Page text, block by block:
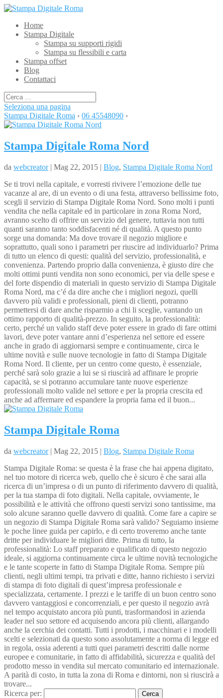
Home
Stampa Digitale
Stampa su supporti rigidi
Stampa su flessibili e carta
Stampa offset
Blog
Contattaci
Seleziona una pagina
Stampa Digitale Roma › 06 45548090 ›
Stampa Digitale Roma Nord
da webcreator| Mag 22, 2015 | Blog, Stampa Digitale Roma Nord
Se ti trovi nella capitale, e vorresti rivivere l’emozione delle tue
vacanze al are, di un evento o di una festa, attraverso bellissime foto,
scegli il servizio di Stampa Digitale Roma Nord. Sono molti i punti
vendita che nella capitale ed in particolare in zona Roma Nord,
avranno scelto di offrire un servizio del genere, tuttavia non tutti
quanti saranno tanto soddisfacenti né di qualità. A questo punto
sorge una domanda: Ma dove trovare il negozio migliore e
soprattutto, quali sono i parametri per riuscire ad individuarlo? Prima
di tutto un elenco di questi: qualità del servizio, professionalità, e
convenienza. Partendo proprio dalla convenienza, è giusto dire che
molti ottimi punti vendita non sono economici, per via delle spese e
del forte dispendio di materiali in questo servizio di Stampa Digitale
Roma Nord, ma c’é da dire anche che i migliori negozi, quelli
davvero più validi e professionali, pieni di clienti, potranno
permettersi di dare anche risparmio a chi li sceglie, vantando un
ottimo rapporto di qualità-prezzo. In seguito, la professionalità:
certo, perché un valido staff deve poter essere in grado di fare ottimi
lavori, deve poter vantare anni d’esperienza nel settore ed essere
anche in grado di aggiornarsi sempre e continuamente, circa le
ultime novità e sulle nuove tecnologie in fatto di Stampa Digitale
Roma Nord. Il cliente, per un centro come questo, è essenziale,
perché sarà solo grazie a lui se si riuscirà ad affinare le proprie
capacità, se si potranno accumulare tante nuove esperienze
professionali molto valide nel settore e per la propria crescita ed
anche ad affermare ed espandere la propria fama ed il buon...
Stampa Digitale Roma
da webcreator| Mag 22, 2015 | Blog, Stampa Digitale Roma
Stampa Digitale Roma: se questa è la frase che hai appena digitato,
nel tuo motore di ricerca web, quello che è sicuro è che sarai alla
ricerca di un’impresa o di un punto di riferimento davvero di qualità,
per la tua stampa di foto digitali. Nella capitale, ovviamente, le
possibilità e le attività che offrono questi servizi sono tantissime, ma
solo alcune saranno quelle davvero di qualità. Come fare a capire se
un negozio di Stampa Digitale Roma sarà valido? Seguiamo insieme
le poche linee guida per capirlo, e di certo troveremo anche tante
dritte per individuare le migliori ditte. Prima di tutto, la
professionalità: Lo staff preparato e qualificato di questo negozio
ideale, si aggiorna continuamente circa le ultime novità tecnologiche
e le tante scoperte in fatto di Stampa Digitale Roma. Sempre più
clienti, negli ultimi tempi, tra privati e ditte, hanno richiesto i servizi
di stampa di foto digitali di quest’impresa professionale e
specializzata, certamente. I prezzi e le tariffe di un buon centro sono
davvero vantaggiosi e concorrenziali, e per questo il negozio avrà
nel tempo acquistato ancora più punti, trasformandosi in azienda
leader nel suo settore ed acquisendo ancora più clienti, allargando
anche la cerchia dei contatti. Tutti i prodotti, i macchinari e i modelli
scelti e selezionati da questo sono assolutamente a norma di legge ed
in regola, ossia aderenti a tutti quei parametri descritti dalle norme
europee e comunitarie, in fatto di affidabilità, sicurezza e qualità del
prodotto messo in vendita sul mercato comunitario ed internazionale.
A parità di costo, in tutta la zona di Roma e dintorni, non si riuscirà a
trovare...
Ricerca per: